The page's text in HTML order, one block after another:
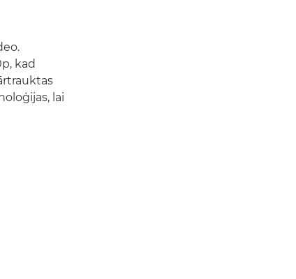
kad
lai